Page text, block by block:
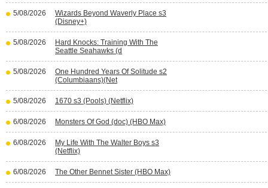
5/08/2026
Wizards Beyond Waverly Place s3
(Disney+)
5/08/2026
Hard Knocks: Training With The
Seattle Seahawks (d
5/08/2026
One Hundred Years Of Solitude s2
(Columbiaans)(Net
5/08/2026 1670 s3 (Pools) (Netflix)
6/08/2026 Monsters Of God (doc) (HBO Max)
6/08/2026
My Life With The Walter Boys s3
(Netflix)
6/08/2026 The Other Bennet Sister (HBO Max)